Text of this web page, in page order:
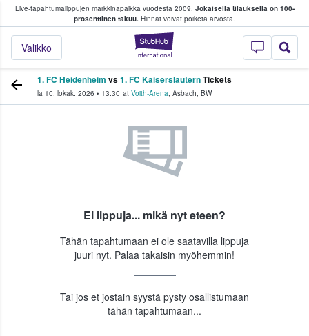
Live-tapahtumalippujen markkinapaikka vuodesta 2009. Jokaisella tilauksella on 100-
prosenttinen takuu. Hinnat voivat poiketa arvosta.
StubHub -
Valikko
fanit ostavat ja myyvät lippuja
1. FC Heidenheim vs1. FC KaiserslauternTickets
la 10. lokak. 2026 • 13.30 at Voith-Arena, Asbach, BW
Ei lippuja... mikä nyt eteen?
Tähän tapahtumaan ei ole saatavilla lippuja
juuri nyt. Palaa takaisin myöhemmin!
Tai jos et jostain syystä pysty osallistumaan
tähän tapahtumaan...